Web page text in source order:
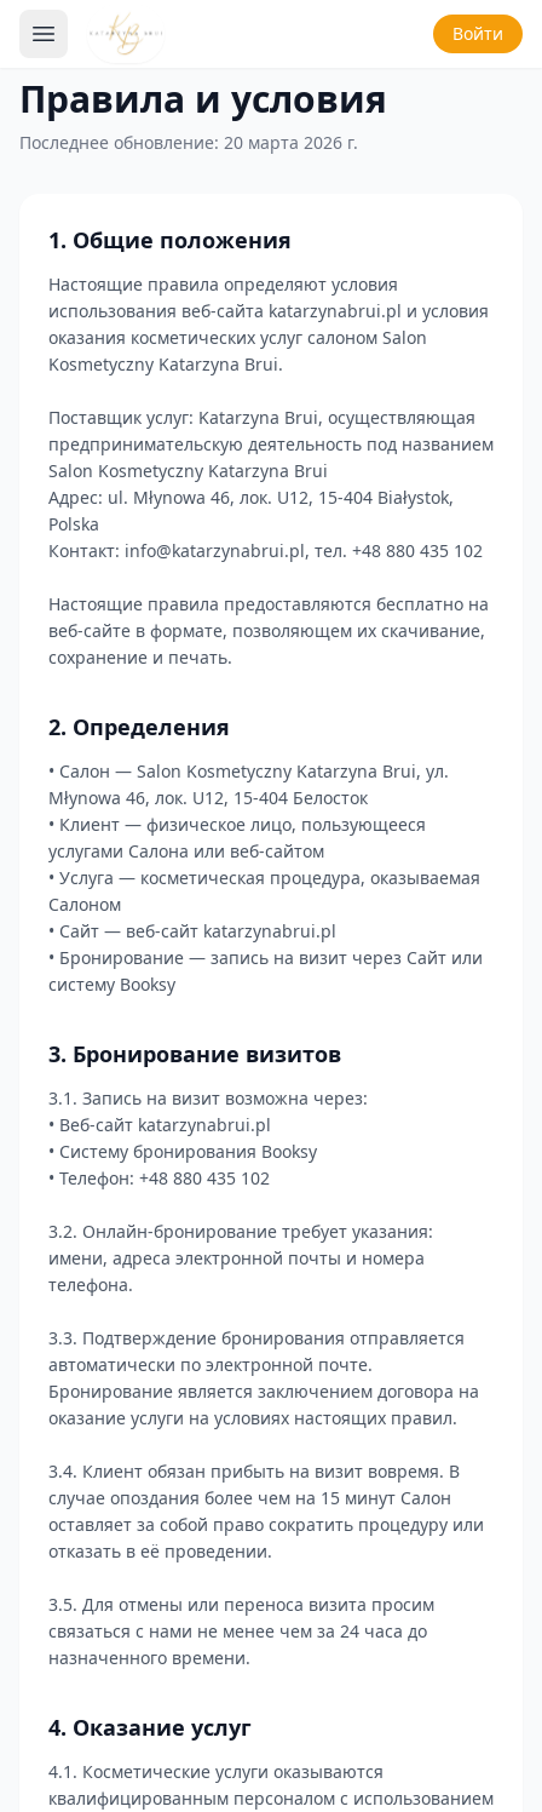
Войти
Правила и условия
Последнее обновление: 20 марта 2026 г.
1. Общие положения
Настоящие правила определяют условия
использования веб-сайта katarzynabrui.pl и условия
оказания косметических услуг салоном Salon
Kosmetyczny Katarzyna Brui.
Поставщик услуг: Katarzyna Brui, осуществляющая
предпринимательскую деятельность под названием
Salon Kosmetyczny Katarzyna Brui
Адрес: ul. Młynowa 46, лок. U12, 15-404 Białystok,
Polska
Контакт: info@katarzynabrui.pl, тел. +48 880 435 102
Настоящие правила предоставляются бесплатно на
веб-сайте в формате, позволяющем их скачивание,
сохранение и печать.
2. Определения
• Салон — Salon Kosmetyczny Katarzyna Brui, ул.
Młynowa 46, лок. U12, 15-404 Белосток
• Клиент — физическое лицо, пользующееся
услугами Салона или веб-сайтом
• Услуга — косметическая процедура, оказываемая
Салоном
• Сайт — веб-сайт katarzynabrui.pl
• Бронирование — запись на визит через Сайт или
систему Booksy
3. Бронирование визитов
3.1. Запись на визит возможна через:
• Веб-сайт katarzynabrui.pl
• Систему бронирования Booksy
• Телефон: +48 880 435 102
3.2. Онлайн-бронирование требует указания:
имени, адреса электронной почты и номера
телефона.
3.3. Подтверждение бронирования отправляется
автоматически по электронной почте.
Бронирование является заключением договора на
оказание услуги на условиях настоящих правил.
3.4. Клиент обязан прибыть на визит вовремя. В
случае опоздания более чем на 15 минут Салон
оставляет за собой право сократить процедуру или
отказать в её проведении.
3.5. Для отмены или переноса визита просим
связаться с нами не менее чем за 24 часа до
назначенного времени.
4. Оказание услуг
4.1. Косметические услуги оказываются
квалифицированным персоналом с использованием